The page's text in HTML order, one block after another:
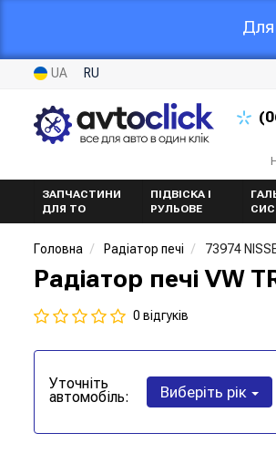
Для
UA RU
ЗАПЧАСТИНИ
ДЛЯ ТО
ПІДВІСКА І
РУЛЬОВЕ
Головна Радіатор печі 73974
Радіатор печі VW
0 відгуків
Уточніть
автомобіль: Виберіть рік